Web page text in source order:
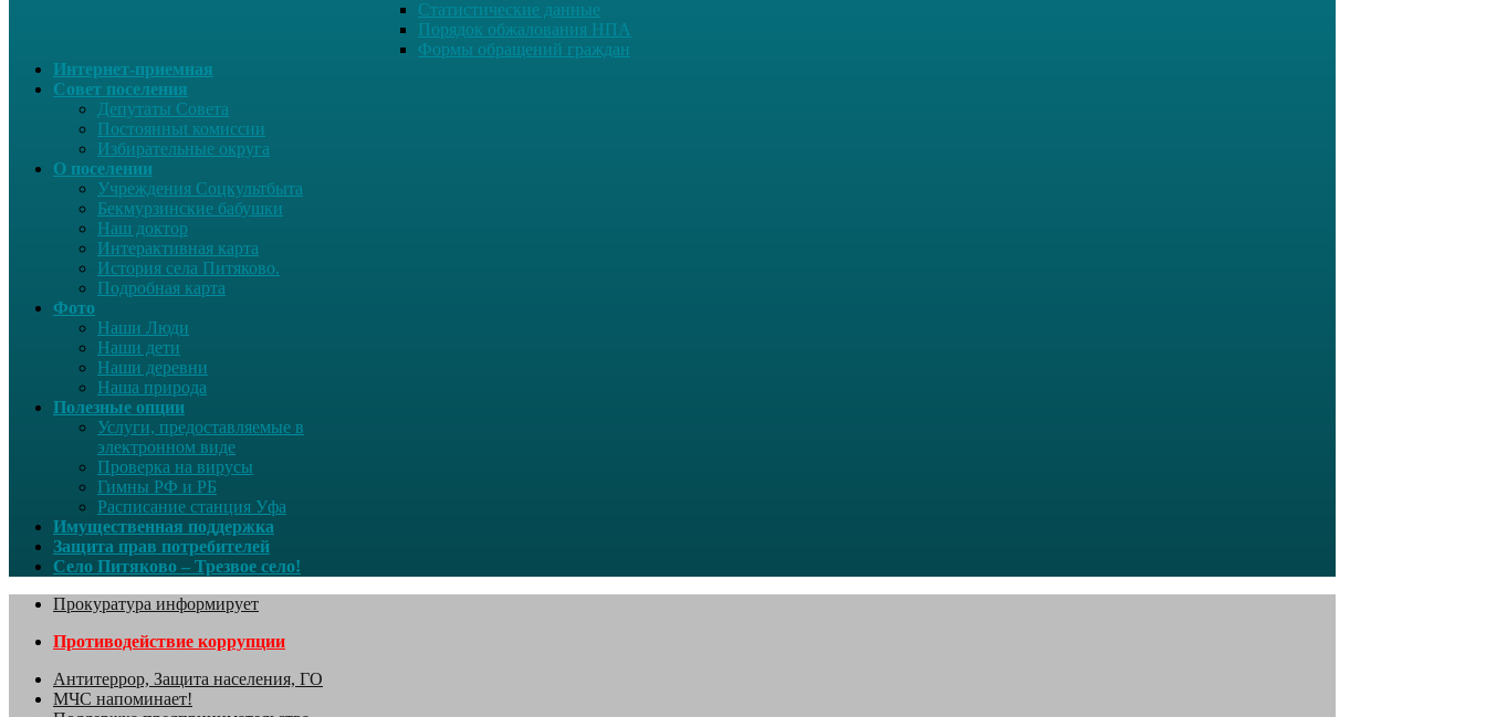
Статистические данные
Порядок обжалования НПА
Формы обращений граждан
Интернет-приемная
Совет поселения
Депутаты Совета
Постоянныt комиссии
Избирательные округа
О поселении
Учреждения Соцкультбыта
Бекмурзинские бабушки
Наш доктор
Интерактивная карта
История села Питяково.
Подробная карта
Фото
Наши Люди
Наши дети
Наши деревни
Наша природа
Полезные опции
Услуги, предоставляемые в
электронном виде
Проверка на вирусы
Гимны РФ и РБ
Расписание станция Уфа
Имущественная поддержка
Защита прав потребителей
Село Питяково – Трезвое село!
Прокуратура информирует
Противодействие коррупции
Антитеррор, Защита населения, ГО
МЧС напоминает!